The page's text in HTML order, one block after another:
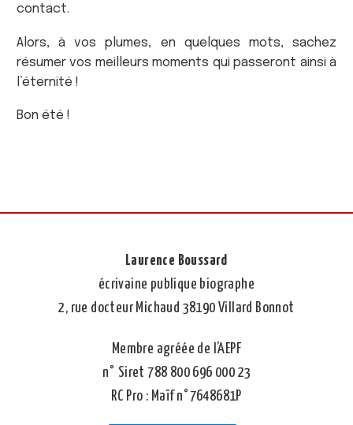
contact.
Alors, à vos plumes, en quelques mots, sachez
résumer vos meilleurs moments qui passeront ainsi à
l’éternité !
Bon été !
Laurence Boussard
écrivaine publique biographe
2, rue docteur Michaud 38190 Villard Bonnot
Membre agréée de l’AEPF
n° Siret 788 800 696 000 23
RC Pro : Maïf n°7648681P